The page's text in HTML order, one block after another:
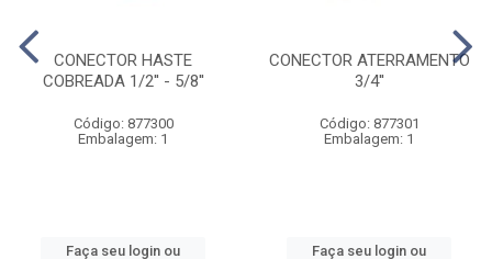
CONECTOR HASTE
COBREADA 1/2'' - 5/8''
Código: 877300
Embalagem: 1
Faça seu login ou
CONECTOR ATERRAMENTO
3/4''
Código: 877301
Embalagem: 1
Faça seu login ou